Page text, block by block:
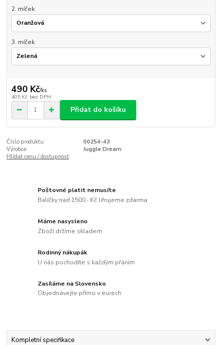
2. míček
3. míček
490 Kč/ks
405 Kč bez DPH
Přidat do košíku
Číslo produktu:
00254-43
Výrobce:
Juggle Dream
Hlídat cenu / dostupnost
Poštovné platit nemusíte
Balíčky nad 1500,- Kč lifrujeme zdarma
Máme nasysleno
Zboží držíme skladem
Rodinný nákupák
U nás pochodíte s každým přáním
Zasíláme na Slovensko
Objednávejte přímo v eurech
Kompletní specifikace